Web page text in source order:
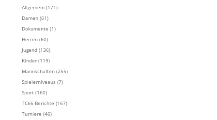
Allgemein(171)
Damen(61)
Dokumente (1)
Herren(60)
Jugend(136)
Kinder(119)
Mannschaften(255)
Spielerniveaus(7)
Sport(160)
TC66 Berichte (167)
Turniere (46)